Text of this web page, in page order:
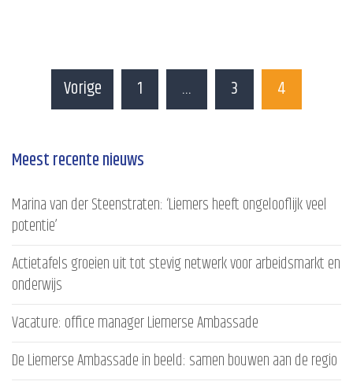
Vorige 1 … 3 4
Meest recente nieuws
Marina van der Steenstraten: ‘Liemers heeft ongelooflijk veel
potentie’
Actietafels groeien uit tot stevig netwerk voor arbeidsmarkt en
onderwijs
Vacature: office manager Liemerse Ambassade
De Liemerse Ambassade in beeld: samen bouwen aan de regio